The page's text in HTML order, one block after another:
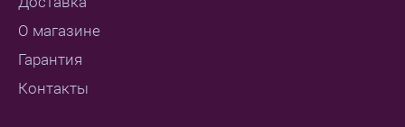
О магазине
Гарантия
Контакты